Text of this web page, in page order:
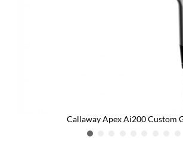
Callaway Apex Ai200 Custom